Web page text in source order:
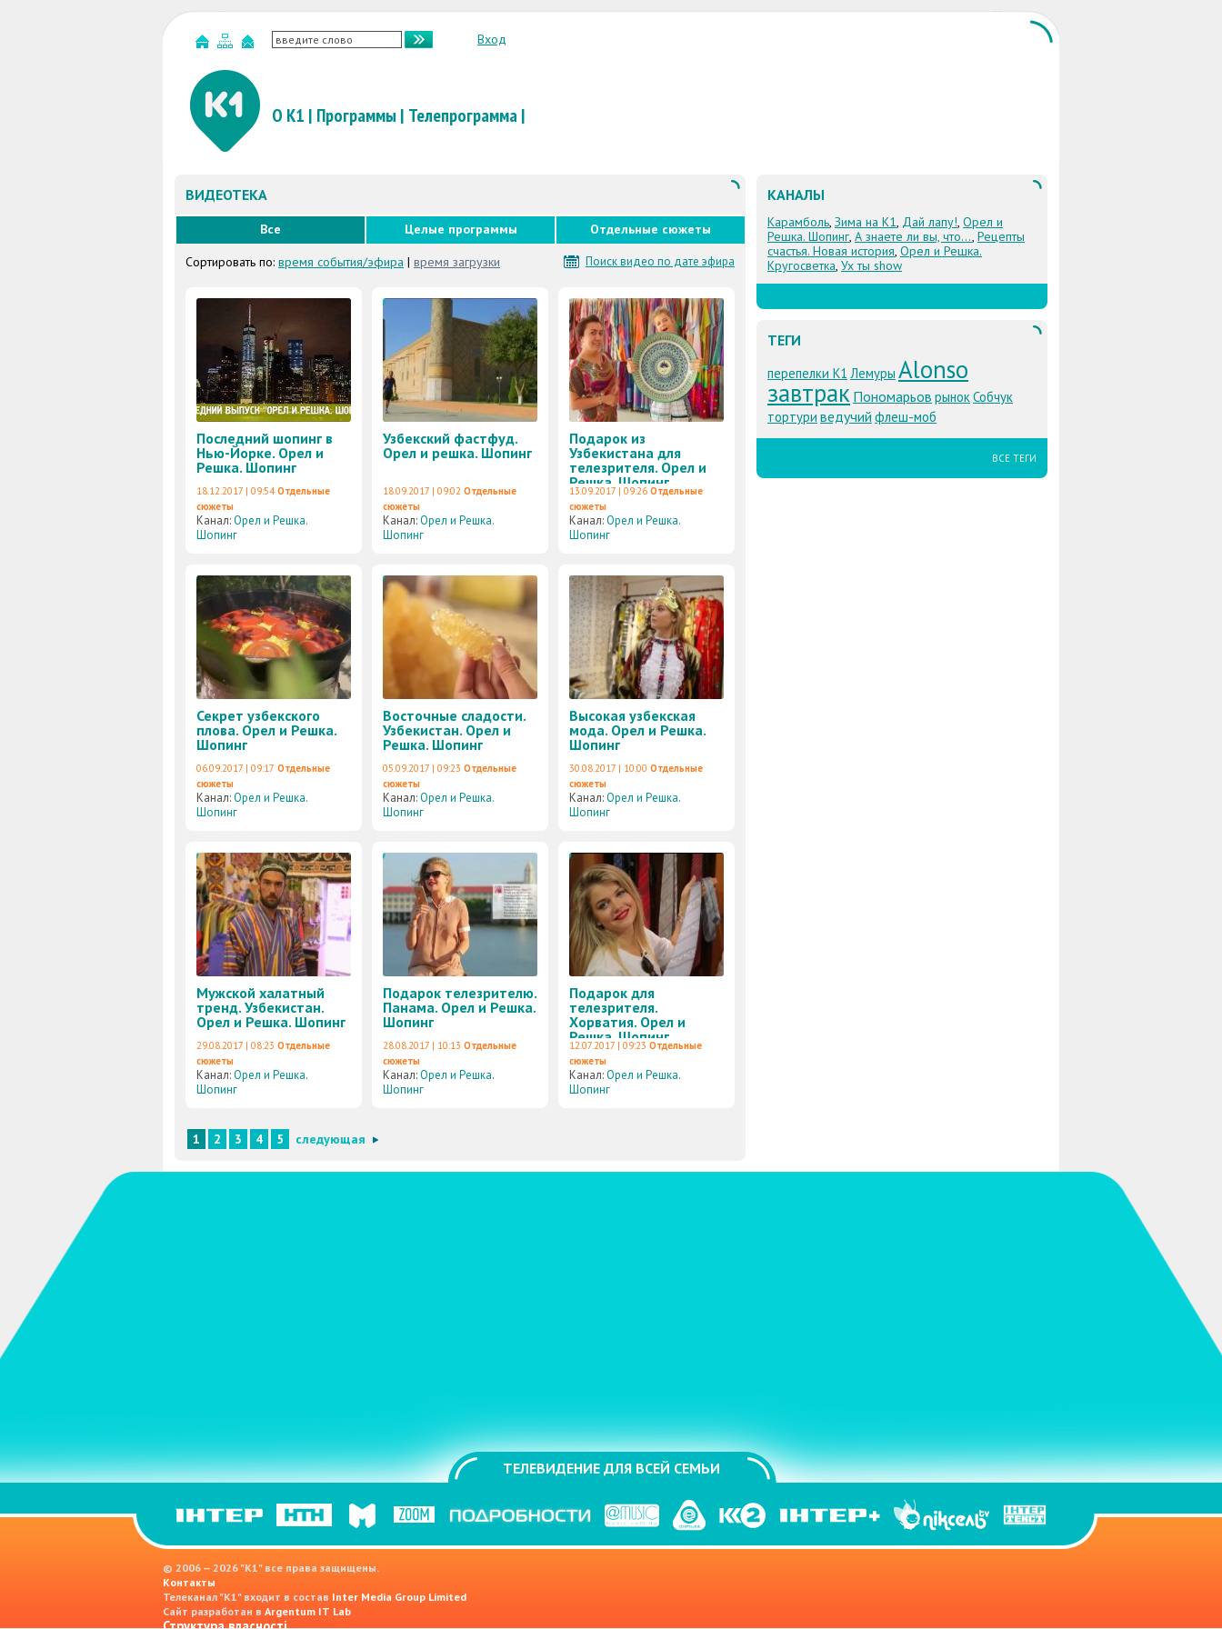
Вход
О К1 | Программы | Телепрограмма|
ВИДЕОТЕКА
Все Целые программы Отдельные сюжеты
Поиск видео по дате эфира
Сортировать по: время события/эфира | время загрузки
Последний шопинг в
Нью-Йорке. Орел и
Решка. Шопинг
18.12.2017 | 09:54 Отдельные
сюжеты
Канал:Орел и Решка.
Шопинг
Узбекский фастфуд.
Орел и решка. Шопинг
18.09.2017 | 09:02 Отдельные
сюжеты
Канал:Орел и Решка.
Шопинг
Подарок из
Узбекистана для
телезрителя. Орел и
Решка. Шопинг
13.09.2017 | 09:26 Отдельные
сюжеты
Канал:Орел и Решка.
Шопинг
Секрет узбекского
плова. Орел и Решка.
Шопинг
06.09.2017 | 09:17 Отдельные
сюжеты
Канал:Орел и Решка.
Шопинг
Восточные сладости.
Узбекистан. Орел и
Решка. Шопинг
05.09.2017 | 09:23 Отдельные
сюжеты
Канал:Орел и Решка.
Шопинг
Высокая узбекская
мода. Орел и Решка.
Шопинг
30.08.2017 | 10:00 Отдельные
сюжеты
Канал:Орел и Решка.
Шопинг
Мужской халатный
тренд. Узбекистан.
Орел и Решка. Шопинг
29.08.2017 | 08:23 Отдельные
сюжеты
Канал:Орел и Решка.
Шопинг
Подарок телезрителю.
Панама. Орел и Решка.
Шопинг
28.08.2017 | 10:13 Отдельные
сюжеты
Канал:Орел и Решка.
Шопинг
Подарок для
телезрителя.
Хорватия. Орел и
Решка. Шопинг
12.07.2017 | 09:23 Отдельные
сюжеты
Канал:Орел и Решка.
Шопинг
1 2 3 4 5 следующая
КАНАЛЫ
Карамболь, Зима на К1, Дай лапу!, Орел и
Решка. Шопинг, А знаете ли вы, что..., Рецепты
счастья. Новая история, Орел и Решка.
Кругосветка, Ух ты show
ТЕГИ
перепелки К1 Лемуры Alonso
завтрак Пономарьов рынокСобчук
тортури ведучий флеш-моб
ВСЕ ТЕГИ
ТЕЛЕВИДЕНИЕ ДЛЯ ВСЕЙ СЕМЬИ
© 2006 — 2026 "K1" все права защищены.
Контакты
Телеканал "К1" входит в состав Inter Media Group Limited
Сайт разработан в Argentum IT Lab